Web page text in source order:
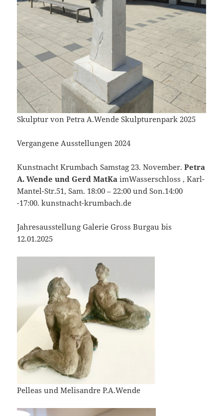
Skulptur von Petra A.Wende Skulpturenpark 2025
Vergangene Ausstellungen 2024
Kunstnacht Krumbach Samstag 23. November.Petra
A. Wende und Gerd MatKaimWasserschloss , Karl-
Mantel-Str.51, Sam. 18:00 – 22:00 und Son.14:00
-17:00. kunstnacht-krumbach.de
Jahresausstellung Galerie Gross Burgau bis
12.01.2025
Pelleas und Melisandre P.A.Wende